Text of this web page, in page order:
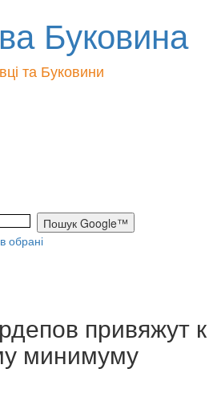
Буковина
та Буковини
обрані
привяжут к
минимуму